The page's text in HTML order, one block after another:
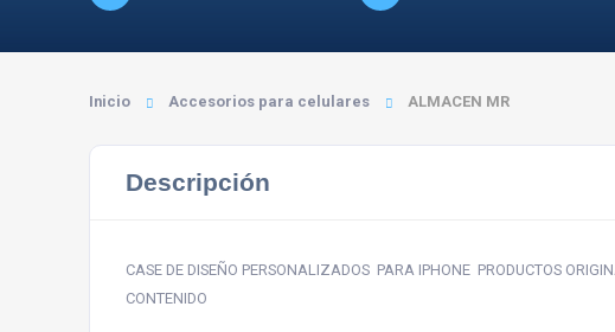
Inicio Accesorios para celulares ALMACEN MR
Descripción
CASE DE DISEÑO PERSONALIZADOS PARA IPHONE PRODUCTOS
CONTENIDO